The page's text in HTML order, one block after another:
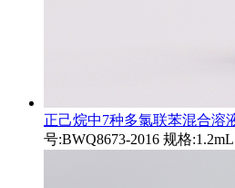
正己烷中7种多氯联苯混合溶
号:BWQ8673-2016 规格